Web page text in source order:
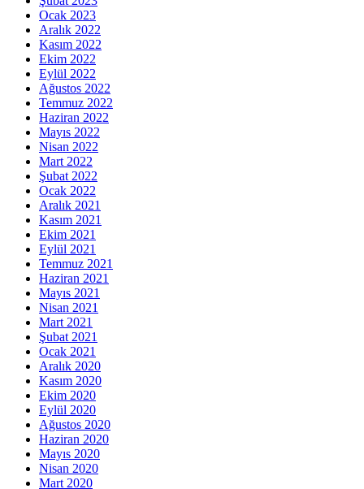
Ocak 2023
Aralık 2022
Kasım 2022
Ekim 2022
Eylül 2022
Ağustos 2022
Temmuz 2022
Haziran 2022
Mayıs 2022
Nisan 2022
Mart 2022
Şubat 2022
Ocak 2022
Aralık 2021
Kasım 2021
Ekim 2021
Eylül 2021
Temmuz 2021
Haziran 2021
Mayıs 2021
Nisan 2021
Mart 2021
Şubat 2021
Ocak 2021
Aralık 2020
Kasım 2020
Ekim 2020
Eylül 2020
Ağustos 2020
Haziran 2020
Mayıs 2020
Nisan 2020
Mart 2020